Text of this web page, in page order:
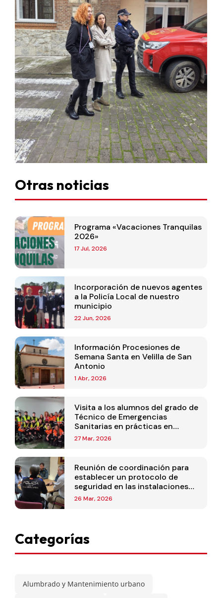
Otras noticias
Programa «Vacaciones Tranquilas
2026»
17 Jul, 2026
Incorporación de nuevos agentes
a la Policía Local de nuestro
municipio
22 Jun, 2026
Información Procesiones de
Semana Santa en Velilla de San
Antonio
1 Abr, 2026
Visita a los alumnos del grado de
Técnico de Emergencias
Sanitarias en prácticas en
Protección Civil de Velilla
27 Mar, 2026
Reunión de coordinación para
establecer un protocolo de
seguridad en las instalaciones
deportivas
26 Mar, 2026
Categorías
Alumbrado y Mantenimiento urbano